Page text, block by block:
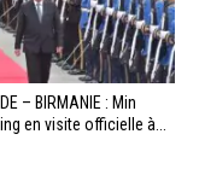
– BIRMANIE : Min
en visite officielle à...